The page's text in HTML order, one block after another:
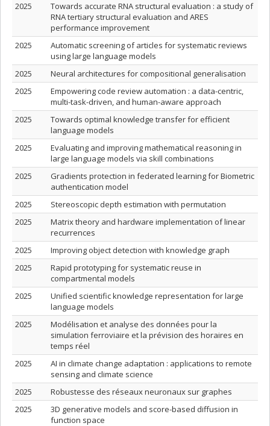
2025
Towards accurate RNA structural evaluation : a study of
RNA tertiary structural evaluation and ARES
performance improvement
2025
Automatic screening of articles for systematic reviews
using large language models
2025
Neural architectures for compositional generalisation
2025
Empowering code review automation : a data-centric,
multi-task-driven, and human-aware approach
2025
Towards optimal knowledge transfer for efficient
language models
2025
Evaluating and improving mathematical reasoning in
large language models via skill combinations
2025
Gradients protection in federated learning for Biometric
authentication model
2025
Stereoscopic depth estimation with permutation
2025
Matrix theory and hardware implementation of linear
recurrences
2025
Improving object detection with knowledge graph
2025
Rapid prototyping for systematic reuse in
compartmental models
2025
Unified scientific knowledge representation for large
language models
2025
Modélisation et analyse des données pour la
simulation ferroviaire et la prévision des horaires en
temps réel
2025
AI in climate change adaptation : applications to remote
sensing and climate science
2025
Robustesse des réseaux neuronaux sur graphes
2025
3D generative models and score-based diffusion in
function space